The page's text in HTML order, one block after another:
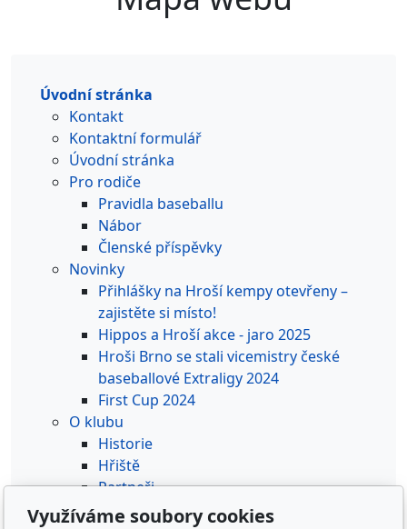
Úvodní stránka
Kontakt
Kontaktní formulář
Úvodní stránka
Pro rodiče
Pravidla baseballu
Nábor
Členské příspěvky
Novinky
Přihlášky na Hroší kempy otevřeny –
zajistěte si místo!
Hippos a Hroší akce - jaro 2025
Hroši Brno se stali vicemistry české
baseballové Extraligy 2024
First Cup 2024
O klubu
Historie
Hřiště
Partneři
Fotogalerie
Využíváme soubory cookies